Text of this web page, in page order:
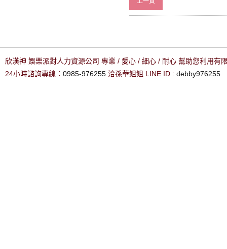
欣漢神 娛樂派對人力資源公司 專業 / 愛心 / 細心 / 耐心 幫助您利用有
24小時諮詢專線： 0985-976255 洽孫華姐姐 LINE ID : debby976255